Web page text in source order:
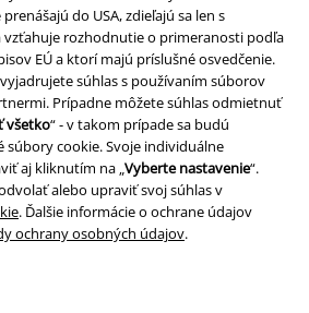
do USA, zdieľajú sa len s
rozhodnutie o primeranosti podľa
EÚ a ktorí majú príslušné osvedčenie.
vyjadrujete súhlas s používaním súborov
Prípadne môžete súhlas odmietnuť
všetko“ - v takom prípade sa budú
cookie. Svoje individuálne
aj kliknutím na „ Vyberte nastavenie“.
alebo upraviť svoj súhlas v
. Ďalšie informácie o ochrane údajov
ochrany osobných údajov.
životného prostredia